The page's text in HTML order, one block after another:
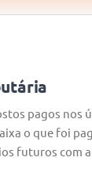
pagos nos
o que foi
futuros com